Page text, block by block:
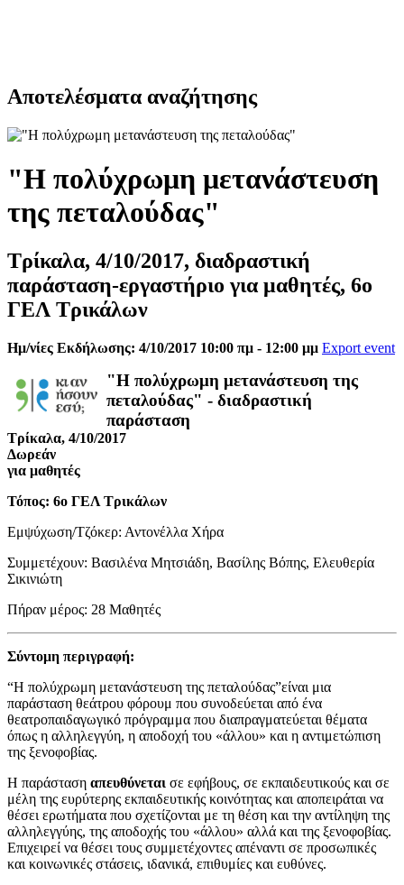
Αποτελέσματα αναζήτησης
"Η πολύχρωμη μετανάστευση
της πεταλούδας"
Τρίκαλα, 4/10/2017, διαδραστική
παράσταση-εργαστήριο για μαθητές, 6ο
ΓΕΛ Τρικάλων
Ημ/νίες Εκδήλωσης: 4/10/2017 10:00 πμ - 12:00 μμ Export event
"Η πολύχρωμη μετανάστευση της
πεταλούδας" - διαδραστική
παράσταση
Τρίκαλα, 4/10/2017
Δωρεάν
για μαθητές
Τόπος: 6ο ΓΕΛ Τρικάλων
Εμψύχωση/Τζόκερ: Αντονέλλα Χήρα
Συμμετέχουν: Βασιλένα Μητσιάδη, Βασίλης Βόπης, Ελευθερία
Σικινιώτη
Πήραν μέρος: 28 Μαθητές
Σύντομη περιγραφή:
“Η πολύχρωμη μετανάστευση της πεταλούδας”είναι μια
παράσταση θεάτρου φόρουμ που συνοδεύεται από ένα
θεατροπαιδαγωγικό πρόγραμμα που διαπραγματεύεται θέματα
όπως η αλληλεγγύη, η αποδοχή του «άλλου» και η αντιμετώπιση
της ξενοφοβίας.
Η παράσταση απευθύνεται σε εφήβους, σε εκπαιδευτικούς και σε
μέλη της ευρύτερης εκπαιδευτικής κοινότητας και αποπειράται να
θέσει ερωτήματα που σχετίζονται με τη θέση και την αντίληψη της
αλληλεγγύης, της αποδοχής του «άλλου» αλλά και της ξενοφοβίας.
Επιχειρεί να θέσει τους συμμετέχοντες απέναντι σε προσωπικές
και κοινωνικές στάσεις, ιδανικά, επιθυμίες και ευθύνες.